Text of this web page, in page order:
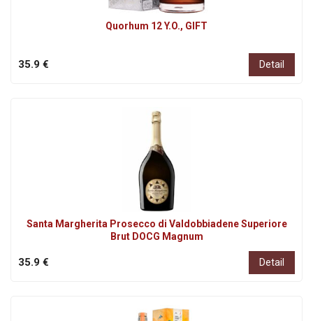
Quorhum 12 Y.O., GIFT
35.9 € Detail
Santa Margherita Prosecco di Valdobbiadene Superiore
Brut DOCG Magnum
35.9 € Detail